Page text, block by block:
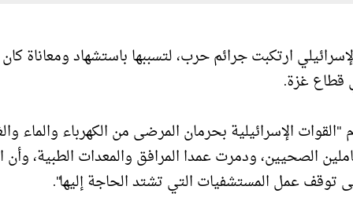
ارتكبت جرائم حرب، لتسببها باستشهاد ومعاناة
قطاع غزة.
الإسرائيلية بحرمان المرضى من الكهرباء والماء
الصحيين، ودمرت عمدا المرافق والمعدات الطبية، وأن
عمل المستشفيات التي تشتد الحاجة إليها".